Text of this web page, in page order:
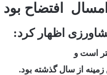
افتضاح بود
اظهار کرد:
است و
از سال گذشته بود.